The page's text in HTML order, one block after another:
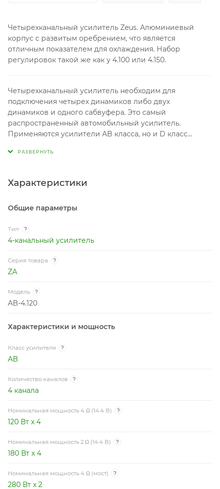
Четырехканальный усилитель Zeus. Алюминиевый
корпус с развитым оребрением, что является
отличным показателем для охлаждения. Набор
регулировок такой же как у 4.100 или 4.150.
Четырехканальный усилитель необходим для
подключения четырех динамиков либо двух
динамиков и одного сабвуфера. Это самый
распространенный автомобильный усилитель.
Применяются усилители AB класса, но и D класс
экстремальных громких проектов. Важной
усилителем, на прямую зависит от коэффициента
Характеристики
Общие параметры
Тип ?
4-канальный усилитель
Серия товара ?
ZA
Модель ?
AB-4.120
Характеристики и мощность
Класс усилителя ?
AB
Количество каналов ?
4 канала
Номинальная мощность 4 Ω (14.4 В) ?
120 Вт x 4
Номинальная мощность 2 Ω (14.4 В) ?
180 Вт x 4
Номинальная мощность 4 Ω (мост) ?
280 Вт x 2